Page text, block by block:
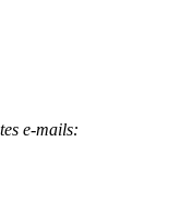
e-mails: